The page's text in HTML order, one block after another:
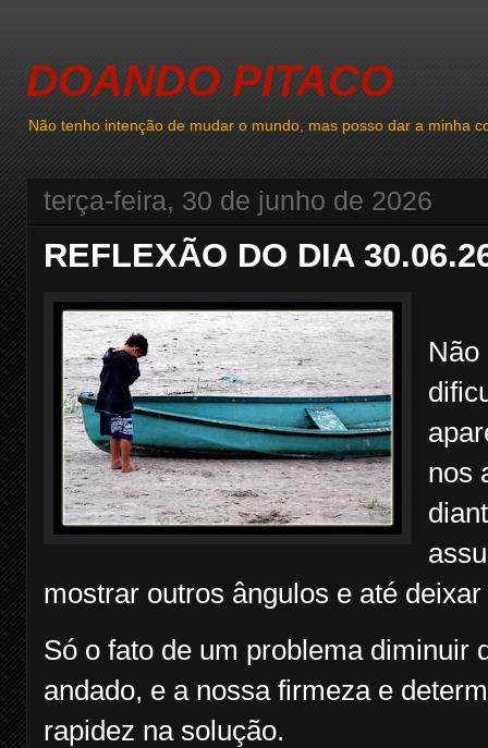
DOANDO PITACO
Não tenho intenção de mudar o mundo, mas posso dar a minha
terça-feira, 30 de junho de 2026
REFLEXÃO DO DIA
Não
nos
mostrar outros ângulos e até
Só o fato de um problema diminuir
andado, e a nossa firmeza e
rapidez na solução.